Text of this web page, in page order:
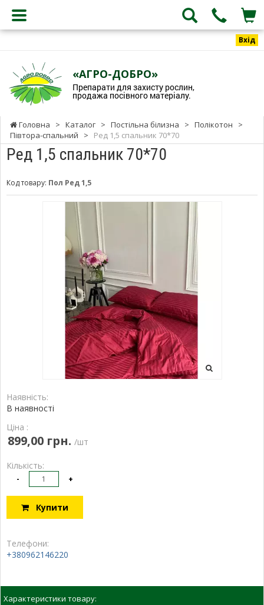
Вхід
«АГРО-ДОБРО»
Препарати для захисту рослин,
продажа посівного матеріалу.
Головна > Каталог > Постільна білизна > Полікотон
>
Півтора-спальний
> Ред 1,5 спальник 70*70
Ред 1,5 спальник 70*70
Код товару: Пол Ред 1,5
Наявність:
В наявності
Ціна :
899,00 грн. /шт
Кількість:
- +
Купити
Телефони:
+380962146220
Характеристики товару: